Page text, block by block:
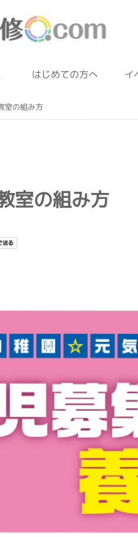
はじめての方へ イ
室の組み方
室の組み方